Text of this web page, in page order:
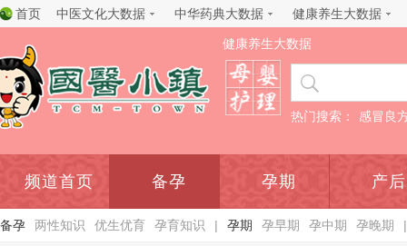
首页 中医文化大数据 中华药典大数据 健康养生大数据
健康养生大数据
热门搜索： 感冒良
频道首页 备孕 孕期 产后
备孕 两性知识 优生优育 孕育知识 | 孕期 孕早期 孕中期 孕晚期
|